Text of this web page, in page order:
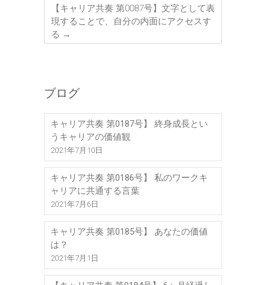
【キャリア共奏 第0087号】文字として表
現することで、自分の内面にアクセスす
る →
ブログ
キャリア共奏 第0187号】 終身成長とい
うキャリアの価値観
2021年7月10日
キャリア共奏 第0186号】 私のワークキ
ャリアに共通する言葉
2021年7月6日
キャリア共奏 第0185号】 あなたの価値
は？
2021年7月1日